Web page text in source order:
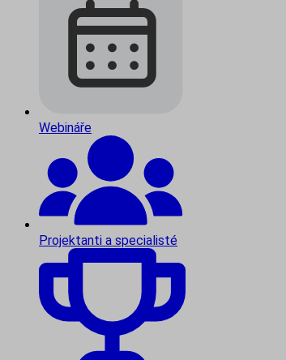
Webináře
Projektanti a specialisté